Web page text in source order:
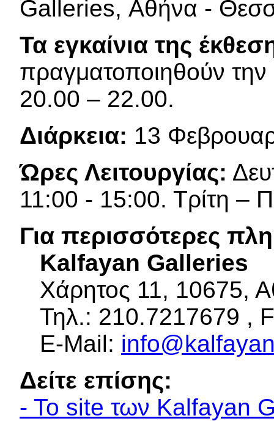
Galleries, Αθήνα -
Τα εγκαίνια της
πραγματοποιηθούν
20.00 – 22.00.
Διάρκεια: 13
Ώρες Λειτουργίας:
11:00 - 15:00. Τρίτη –
Για περισσότερες
Kalfayan Galleries
Χάρητος 11, 10675,
Τηλ.: 210.7217679 ,
E-Mail:
Δείτε επίσης:
- Το site των Kalfayan